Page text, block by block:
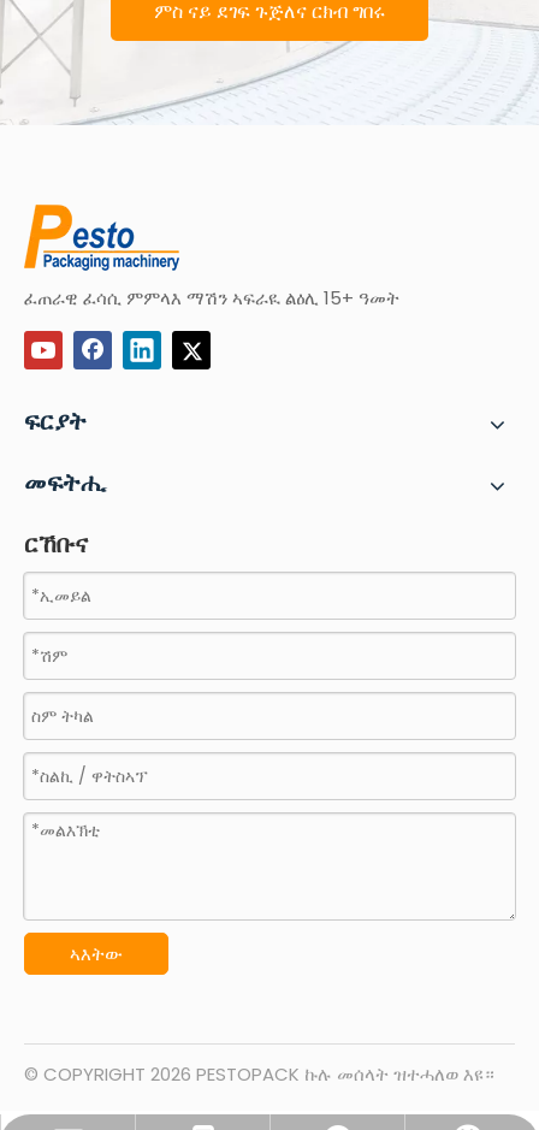
ምስ ናይ ደገፍ ጉጅለና ርክብ ግበሩ
ፈጠራዊ ፈሳሲ ምምላእ ማሽን ኣፍራዪ ልዕሊ 15+ ዓመት
ፍርያት
መፍትሒ
ርኸቡና
ኣእትው
© COPYRIGHT 2026 PESTOPACK ኩሉ መሰላት ዝተሓለወ እዩ።